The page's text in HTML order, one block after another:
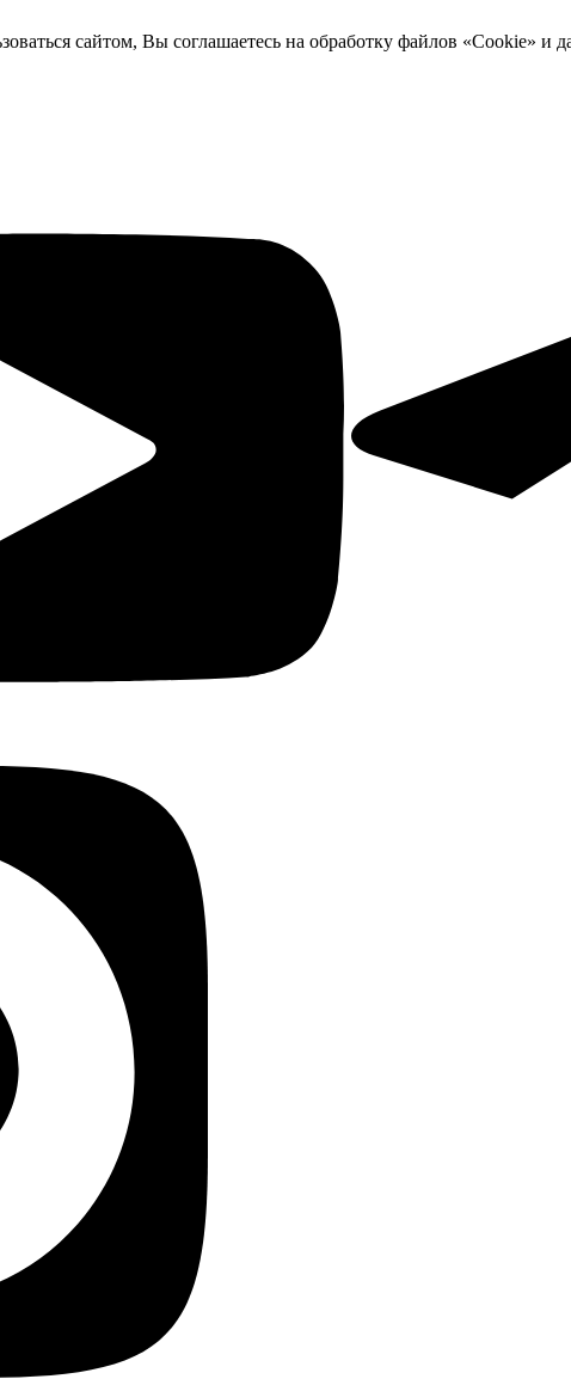
сайтом, Вы соглашаетесь на обработку файлов «Cookie» и